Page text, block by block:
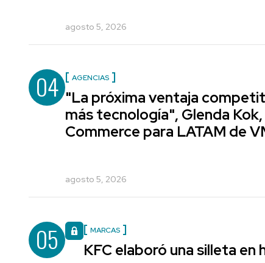
agosto 5, 2026
04 AGENCIAS
"La próxima ventaja
más tecnología", Glenda
Commerce para LATAM de
agosto 5, 2026
05 MARCAS
KFC elaboró una silleta en